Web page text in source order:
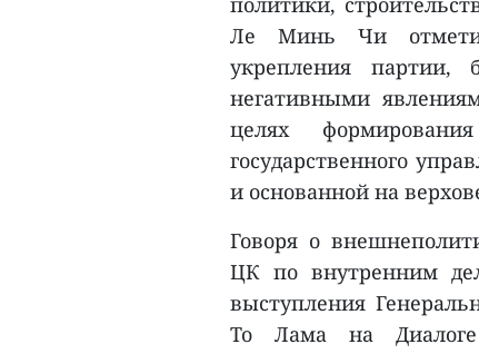
Ле Минь Чи
укрепления партии,
негативными
целях
государственного
и основанной на
Говоря о
ЦК по внутренним
выступления
То Лама на Диалоге